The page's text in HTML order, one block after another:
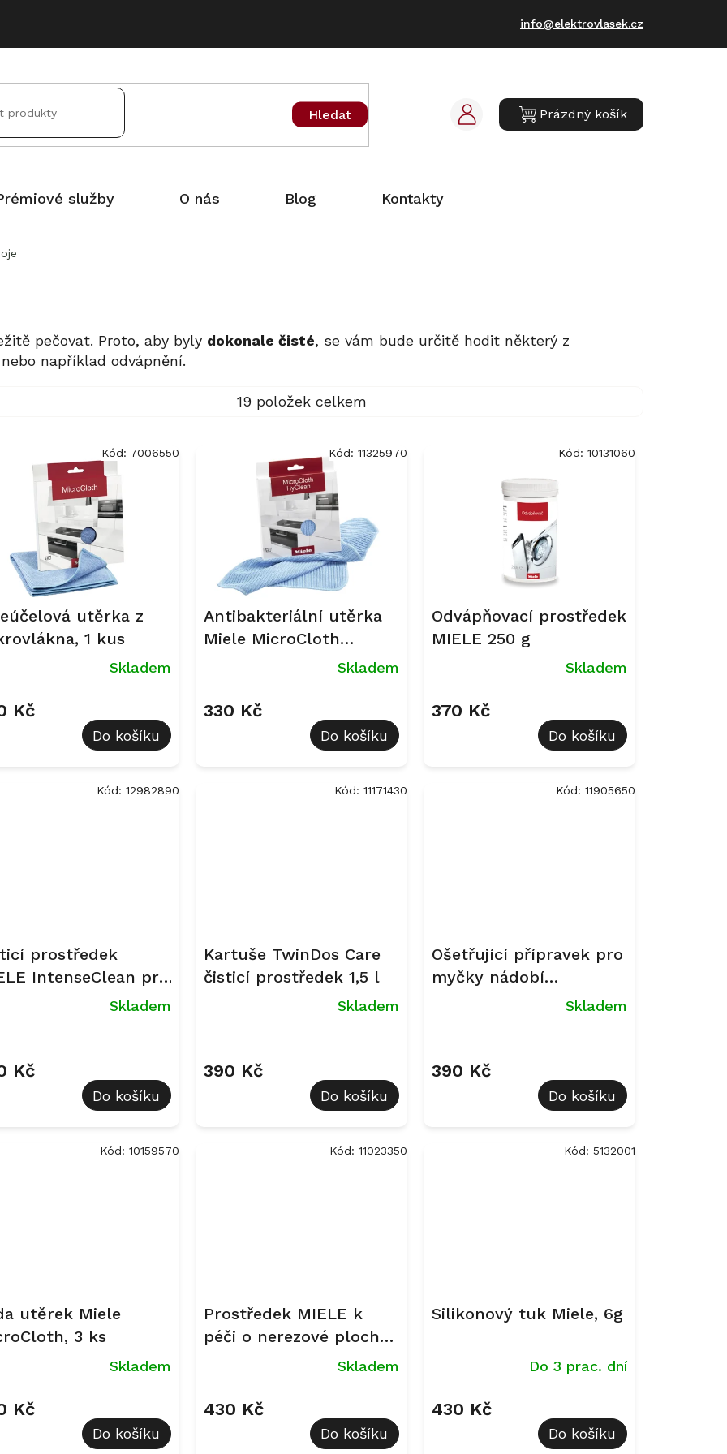
info@elektrovlasek.cz
Hledat
NÁKUPNÍ
Prázdný košík
služby O nás Blog Kontakty
pečovat. Proto, aby byly dokonale čisté, se vám bude určitě hodit některý z
například odvápnění.
19 položek celkem
utěrka z
1 kus
Skladem
Kč
Do košíku
Kód: 7006550
Antibakteriální utěrka
Miele MicroCloth
Skladem
330 Kč
Do košíku
Kód: 11325970
Odvápňovací prostředek
MIELE 250 g
Skladem
370 Kč
Do košíku
Kód: 10131060
prostředek
IntenseClean pro
a pračky, 200 g
Skladem
Kč
Do košíku
Kód: 12982890
Kartuše TwinDos Care
čisticí prostředek 1,5 l
produktu
je
Skladem
390 Kč
Do košíku
Kód: 11171430
Ošetřující přípravek pro
myčky nádobí
Skladem
390 Kč
Do košíku
Kód: 11905650
utěrek Miele
3 ks
Skladem
Kč
Do košíku
Kód: 10159570
Prostředek MIELE k
péči o nerezové plochy
SteelCare 250 mlSkladem
430 Kč
Do košíku
Kód: 11023350
Silikonový tuk Miele, 6g
Do 3 prac. dní
430 Kč
Do košíku
Kód: 5132001